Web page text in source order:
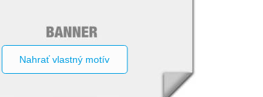
Nahrať vlastný motív